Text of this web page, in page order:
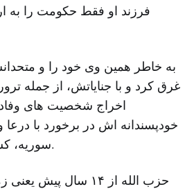
فرزند او فقط حکومت را به
به خاطر همین وی خود را و
غرق کرد و با جنایاتش، از جمله
اخراج شخصیت های
خودپسندانه اش در برخورد با
سوریه، کشور را ویران ساخت.
حزب الله از ۱۴ سال